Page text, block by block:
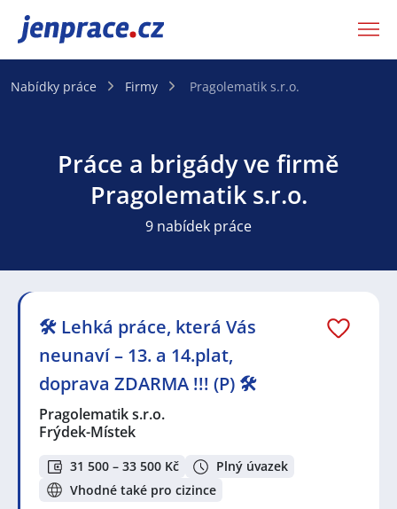
JenPráce.cz
Nabídky práce Firmy Pragolematik s.r.o.
Práce a brigády ve firmě
Pragolematik s.r.o.
9 nabídek práce
🛠️ Lehká práce, která Vás
neunaví – 13. a 14.plat,
doprava ZDARMA !!! (P) 🛠️
Pragolematik s.r.o.
Frýdek-Místek
31 500 – 33 500 Kč
Plný úvazek
Vhodné také pro cizince